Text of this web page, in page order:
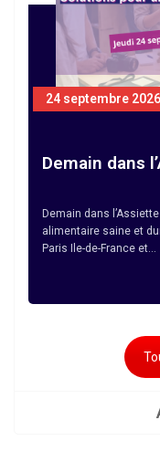
24 septembre 2026
Demain dans
Demain dans
alimentaire saine et
Paris Ile-de-France et…